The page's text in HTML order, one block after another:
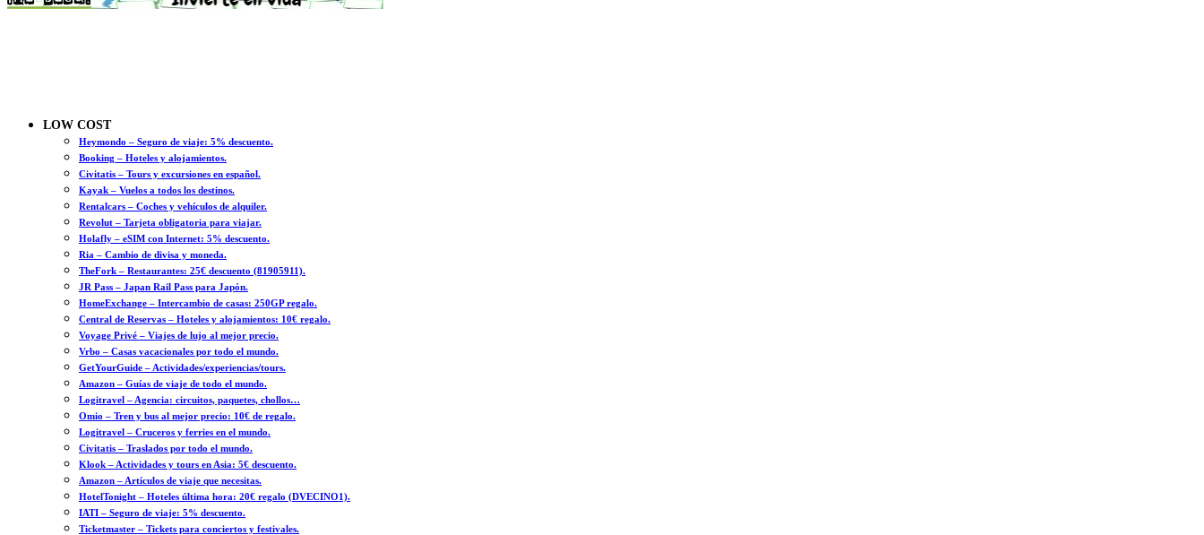
LOW COST
Heymondo – Seguro de viaje: 5% descuento.
Booking – Hoteles y alojamientos.
Civitatis – Tours y excursiones en español.
Kayak – Vuelos a todos los destinos.
Rentalcars – Coches y vehículos de alquiler.
Revolut – Tarjeta obligatoria para viajar.
Holafly – eSIM con Internet: 5% descuento.
Ria – Cambio de divisa y moneda.
TheFork – Restaurantes: 25€ descuento (81905911).
JR Pass – Japan Rail Pass para Japón.
HomeExchange – Intercambio de casas: 250GP regalo.
Central de Reservas – Hoteles y alojamientos: 10€ regalo.
Voyage Privé – Viajes de lujo al mejor precio.
Vrbo – Casas vacacionales por todo el mundo.
GetYourGuide – Actividades/experiencias/tours.
Amazon – Guías de viaje de todo el mundo.
Logitravel – Agencia: circuitos, paquetes, chollos…
Omio – Tren y bus al mejor precio: 10€ de regalo.
Logitravel – Cruceros y ferries en el mundo.
Civitatis – Traslados por todo el mundo.
Klook – Actividades y tours en Asia: 5€ descuento.
Amazon – Artículos de viaje que necesitas.
HotelTonight – Hoteles última hora: 20€ regalo (DVECINO1).
IATI – Seguro de viaje: 5% descuento.
Ticketmaster – Tickets para conciertos y festivales.